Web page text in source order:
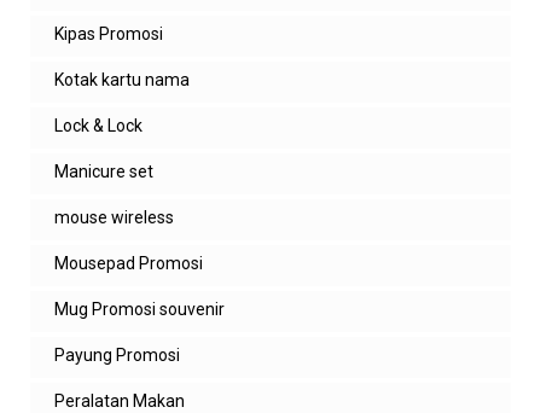
Kipas Promosi
Kotak kartu nama
Lock & Lock
Manicure set
mouse wireless
Mousepad Promosi
Mug Promosi souvenir
Payung Promosi
Peralatan Makan